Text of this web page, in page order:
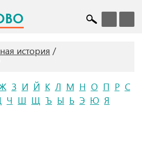
история
З И Й К Л М Н О П Р С
Ч Ш Щ Ъ Ы Ь Э Ю Я